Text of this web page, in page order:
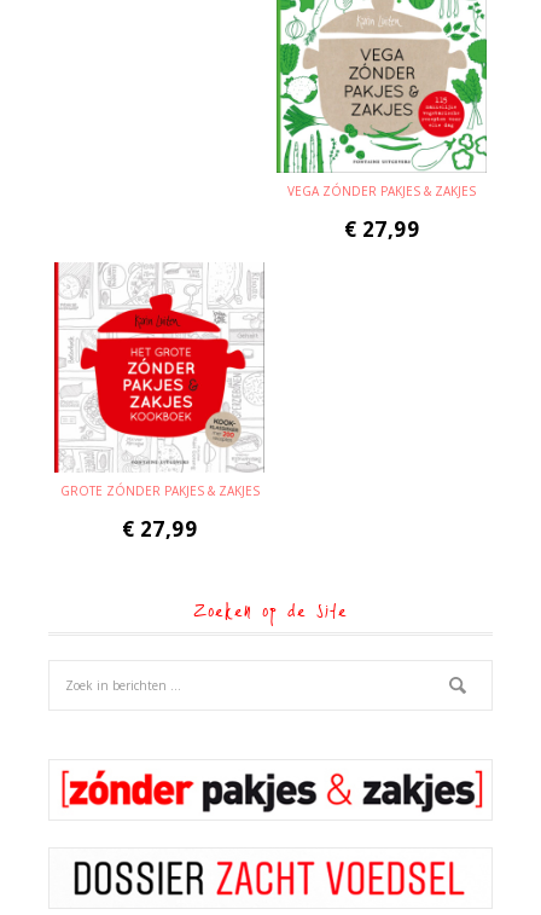
VEGA ZÓNDER PAKJES & ZAKJES
€ 27,99
GROTE ZÓNDER PAKJES & ZAKJES
€ 27,99
Zoeken op de site